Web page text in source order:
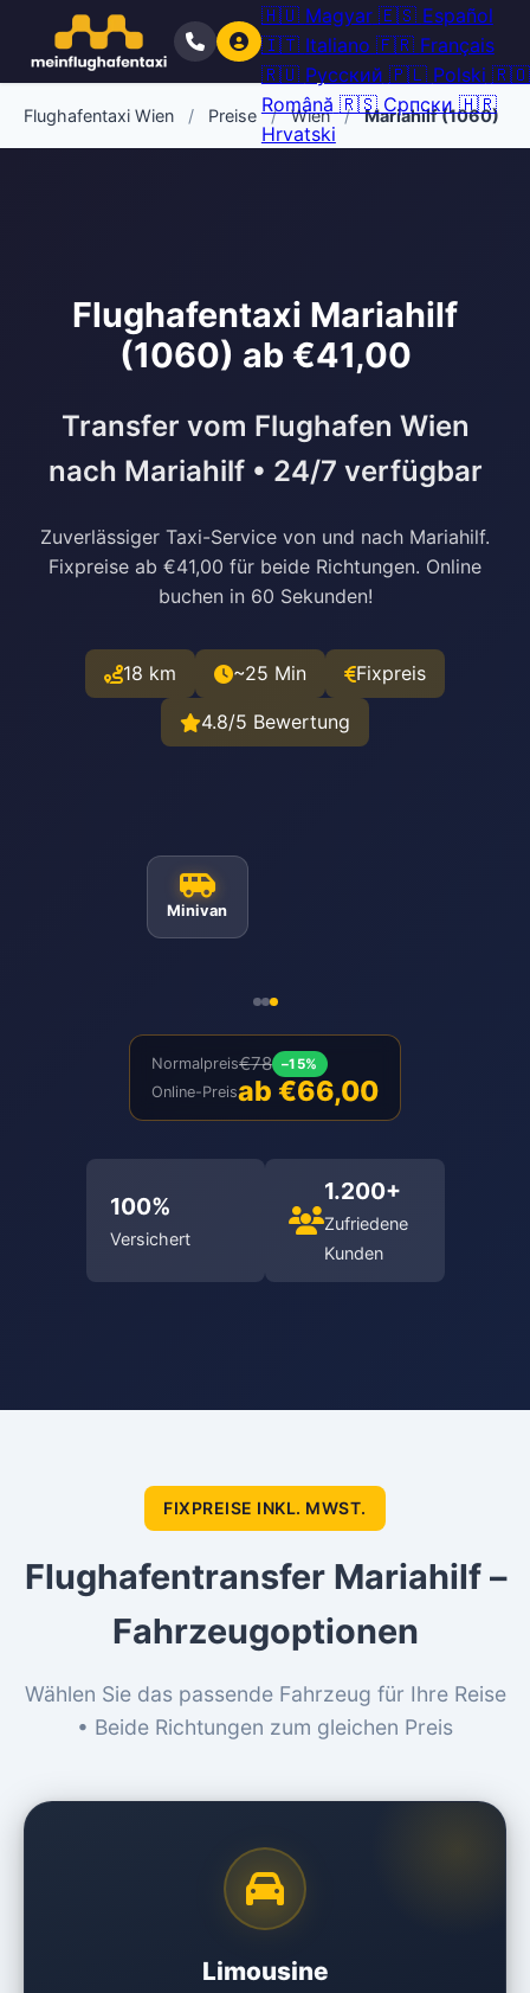
🇭🇺 Magyar 🇪🇸 Español
🇮🇹 Italiano 🇫🇷 Français
🇷🇺 Русский 🇵🇱 Polski 🇷🇴
Română 🇷🇸 Српски 🇭🇷
Hrvatski
Flughafentaxi Wien / Preise / Wien / Mariahilf (1060)
Flughafentaxi Mariahilf
(1060) ab €41,00
Transfer vom Flughafen Wien
nach Mariahilf • 24/7 verfügbar
Zuverlässiger Taxi-Service von und nach Mariahilf.
Fixpreise ab €41,00 für beide Richtungen. Online
buchen in 60 Sekunden!
18 km ~25 Min Fixpreis
4.8/5 Bewertung
Minivan
Normalpreis€78 –15%
Online-Preisab €66,00
100%
Versichert
1.200+
Zufriedene
Kunden
FIXPREISE INKL. MWST.
Flughafentransfer Mariahilf –
Fahrzeugoptionen
Wählen Sie das passende Fahrzeug für Ihre Reise
• Beide Richtungen zum gleichen Preis
Limousine